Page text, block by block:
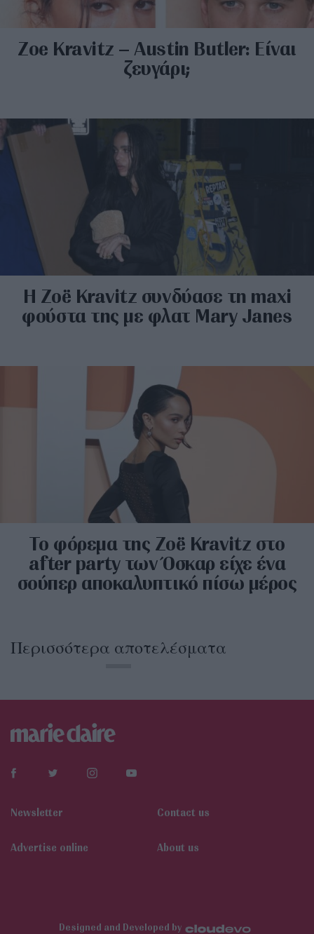
Zoe Kravitz – Austin Butler: Είναι
ζευγάρι;
H Zoë Kravitz συνδύασε τη maxi
φούστα της με φλατ Mary Janes
Το φόρεμα της Zoë Kravitz στο
after party των Όσκαρ είχε ένα
σούπερ αποκαλυπτικό πίσω μέρος
Περισσότερα αποτελέσματα
Newsletter Contact us
Αdvertise online About us
Designed and Developed by